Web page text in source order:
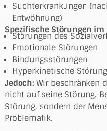
Suchterkrankungen
Entwöhnung)
Spezifische Störungen
Störungen des
Emotionale Störungen
Bindungsstörungen
Hyperkinetische
Jedoch: Wir beschränken
nicht auf seine Störung.
Störung, sondern der
Problematik.